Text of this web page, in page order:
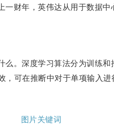
财年，英伟达从用于数据
。深度学习算法分为训练和
可在推断中对于单项输入